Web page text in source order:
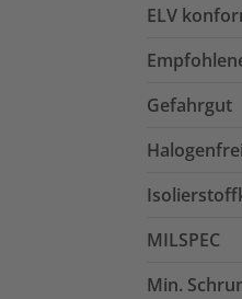
ELV
Gefahrgut
Halogenfrei
MILSPEC
Min.